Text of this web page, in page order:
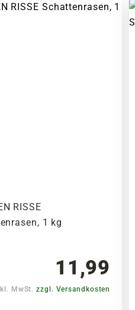
RISSE
1 kg
11,99
MwSt.zzgl. Versandkosten